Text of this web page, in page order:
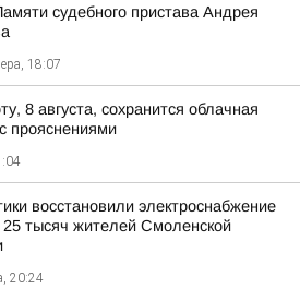
судебного пристава Андрея
18:07
8 августа, сохранится облачная
прояснениями
восстановили электроснабжение
25 тысяч жителей Смоленской
20:24